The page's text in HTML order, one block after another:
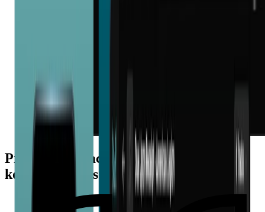
Przeczytaj, dlaczego miliony muzyków
kochają Moises App